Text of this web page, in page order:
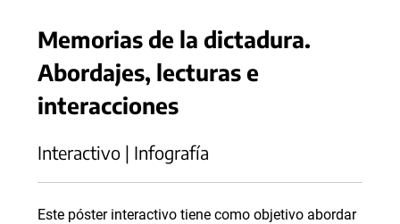
Memorias de la dictadura.
Abordajes, lecturas e
interacciones
Interactivo | Infografía
Este póster interactivo tiene como objetivo abordar